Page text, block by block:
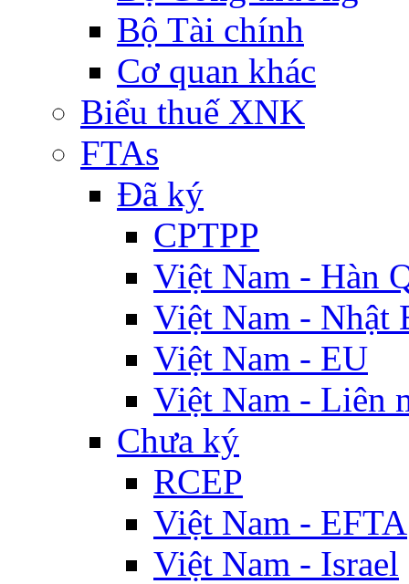
Bộ Tài chính
Cơ quan khác
Biểu thuế XNK
FTAs
Đã ký
CPTPP
Việt Nam - Hàn
Việt Nam - Nhật
Việt Nam - EU
Việt Nam - Liên
Chưa ký
RCEP
Việt Nam - EFTA
Việt Nam - Israel